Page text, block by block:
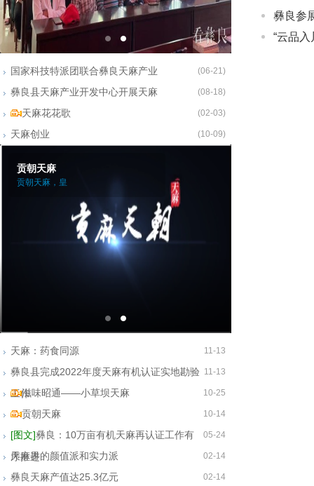
(06-21)
国家科技特派团联合彝良天麻产业
(08-18)
彝良县天麻产业开发中心开展天麻
(02-03)
天麻花花歌
(10-09)
天麻创业
贡朝天麻
贡朝天麻，皇
11-13
天麻：药食同源
11-13
彝良县完成2022年度天麻有机认证实地勘验
工作
10-25
滋味昭通——小草坝天麻
10-14
贡朝天麻
05-24
[图文]彝良：10万亩有机天麻再认证工作有
序推进
02-14
天麻界的颜值派和实力派
02-14
彝良天麻产值达25.3亿元
彝良参
“云品